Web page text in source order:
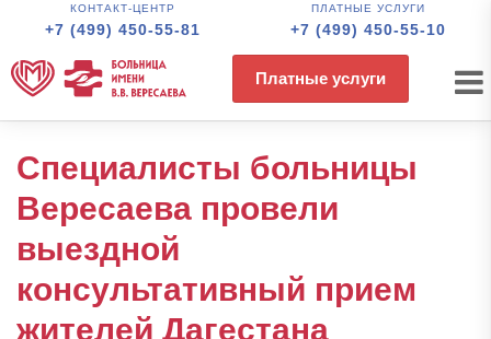
КОНТАКТ-ЦЕНТР
+7 (499) 450-55-81
ПЛАТНЫЕ УСЛУГИ
+7 (499) 450-55-10
Платные услуги
Специалисты больницы
Вересаева провели
выездной
консультативный прием
жителей Дагестана